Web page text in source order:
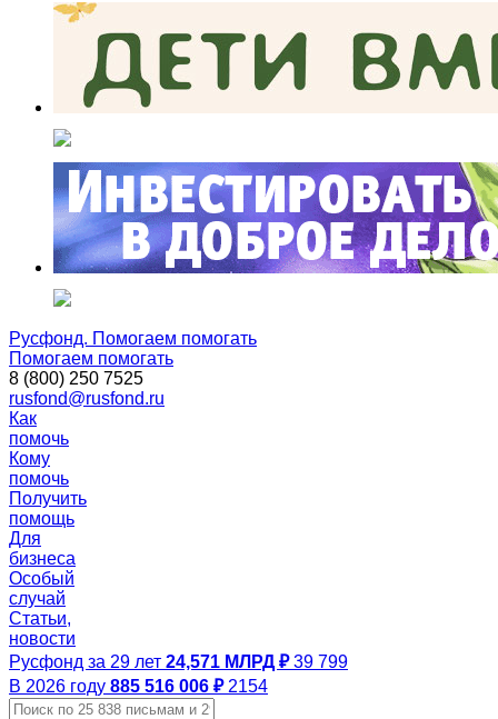
Русфонд. Помогаем помогать
Помогаем помогать
8 (800) 250 7525
rusfond@rusfond.ru
Как
помочь
Кому
помочь
Получить
помощь
Для
бизнеса
Особый
случай
Статьи,
новости
Русфонд за 29 лет 24,571 МЛРД ₽ 39 799
В 2026 году 885 516 006 ₽ 2154